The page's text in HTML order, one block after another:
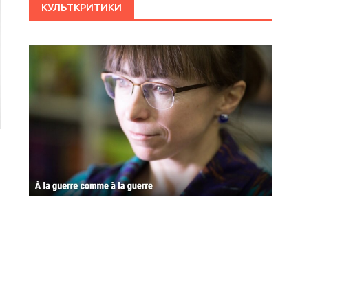
КУЛЬТКРИТИКИ